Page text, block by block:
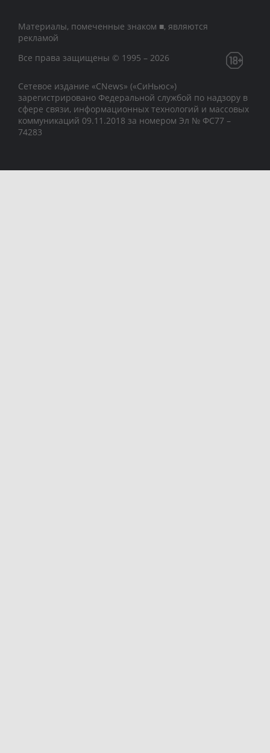
Материалы, помеченные знаком ■, являются
рекламой
Все права защищены © 1995 – 2026
Сетевое издание «CNews» («СиНьюс»)
зарегистрировано Федеральной службой по надзору в
сфере связи, информационных технологий и массовых
коммуникаций 09.11.2018 за номером Эл № ФС77 –
74283